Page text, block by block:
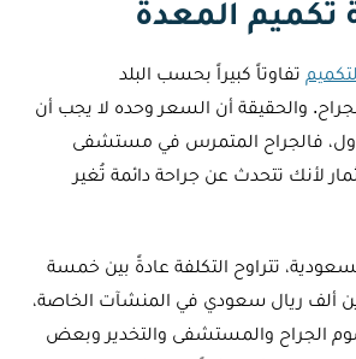
تكميم المعدة
تفاوتاً كبيراً بحسب البلد
والحقيقة أن السعر وحده لا يجب أن
فالجراح المتمرس في مستشفى
لأنك تتحدث عن جراحة دائمة تُغير
تتراوح التكلفة عادةً بين خمسة
ريال سعودي في المنشآت الخاصة،
الجراح والمستشفى والتخدير وبعض